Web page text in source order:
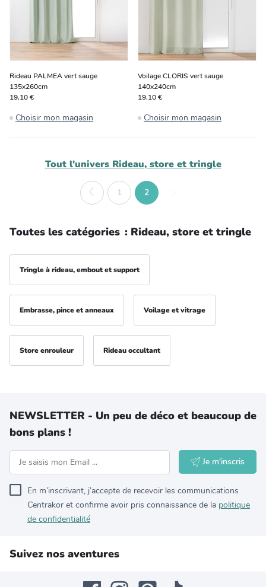
Rideau PALMEA vert sauge
135x260cm
19,10 €
Choisir mon magasin
Voilage CLORIS vert sauge
140x240cm
19,10 €
Choisir mon magasin
Tout l'univers Rideau, store et tringle
1 2
Toutes les catégories : Rideau, store et tringle
Tringle à rideau, embout et support
Embrasse, pince et anneaux Voilage et vitrage
Store enrouleur Rideau occultant
NEWSLETTER - Un peu de déco et beaucoup de
bons plans !
Je m'inscris
En m’inscrivant, j’accepte de recevoir les communications
Centrakor et confirme avoir pris connaissance de la politique
de confidentialité
Suivez nos aventures